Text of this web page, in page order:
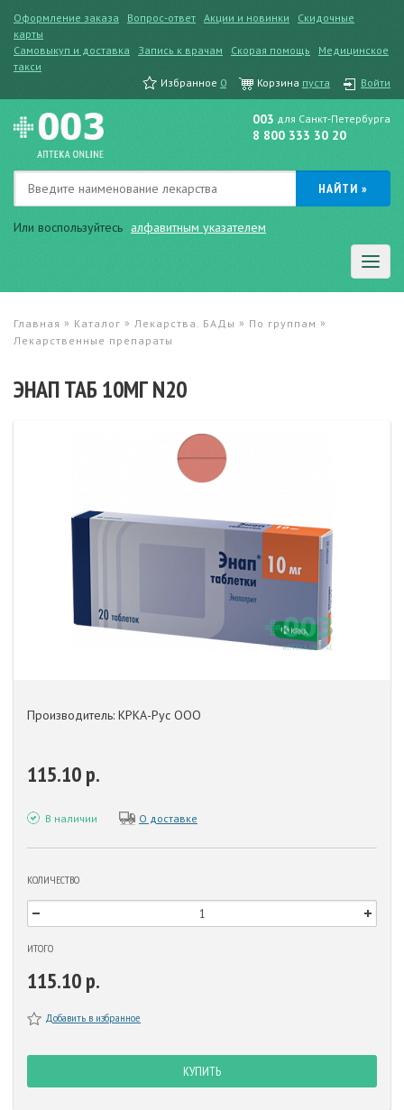
Оформление заказа Вопрос-ответ Акции и новинки
Скидочные
карты
Самовыкуп и доставка
Запись к врачам Скорая помощь
Медицинское
такси
Избранное 0 Корзина пуста Войти
Или воспользуйтесь алфавитным указателем
003 для Санкт-Петербурга
8 800 333 30 20
Главная » Каталог » Лекарства. БАДы » По группам »
Лекарственные препараты
ЭНАП ТАБ 10МГ N20
Производитель: КРКА-Рус ООО
115.10 р.
В наличии О доставке
КОЛИЧЕСТВО
ИТОГО
115.10 р.
Добавить в избранное
КУПИТЬ